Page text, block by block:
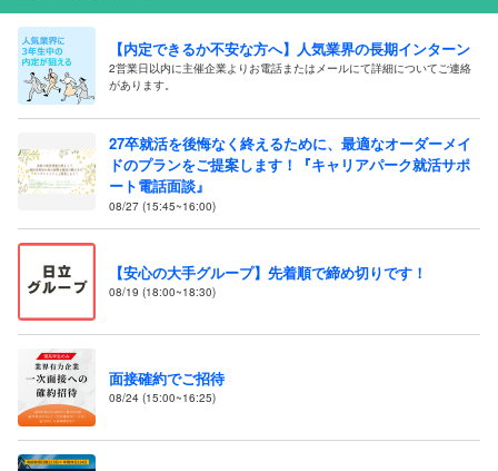
【内定できるか不安な方へ】人気業界の長期インターン
2営業日以内に主催企業よりお電話またはメールにて詳細についてご連絡
があります。
27卒就活を後悔なく終えるために、最適なオーダーメイ
ドのプランをご提案します！『キャリアパーク就活サポ
ート電話面談』
08/27 (15:45~16:00)
【安心の大手グループ】先着順で締め切りです！
08/19 (18:00~18:30)
面接確約でご招待
08/24 (15:00~16:25)